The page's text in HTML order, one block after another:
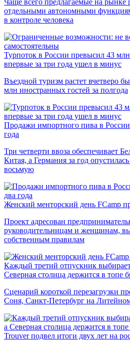
Чаще всего предлагаемые на рынке
отдельными автономными
в контроле человека
Турпоток в России превысил 43
впервые за три года ушел в минус
Въездной туризм растет вчетверо
млн иностранных гостей за полгода
Продажи импортного пива в России
года
Три четверти ввоза обеспечивает
Китая, а Германия за год
восьмую
Женский менторский день FCamp
Проект адресован
руководительницам и женщинам,
собственным правилам
Каждый третий отпускник
Северная столица держится в топе
Сценарий короткой перезагрузки
Соня, Санкт-Петербург на
Trouver подвел итоги двух лет на